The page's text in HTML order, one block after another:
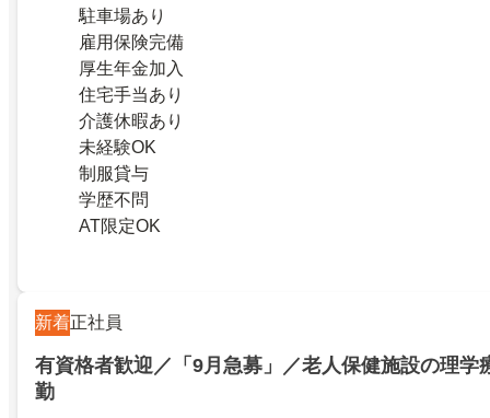
駐車場あり
雇用保険完備
厚生年金加入
住宅手当あり
介護休暇あり
未経験OK
制服貸与
学歴不問
AT限定OK
新着正社員
有資格者歓迎／「9月急募」／老人保健施設の理学
勤